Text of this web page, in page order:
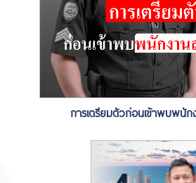
การเตรียมตัวก่อนเข้าพบพนั